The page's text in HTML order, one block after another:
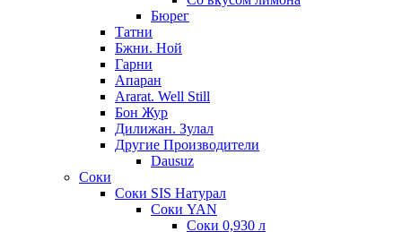
Бюрег
Татни
Бжни. Ной
Гарни
Апаран
Ararat. Well Still
Бон Жур
Дилижан. Зулал
Другие Производители
Dausuz
Соки
Соки SIS Натурал
Соки YAN
Соки 0,930 л